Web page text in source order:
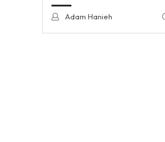
Adam Hanieh